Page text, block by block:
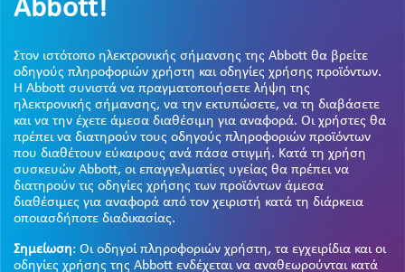
Abbott!
Στον ιστότοπο ηλεκτρονικής σήμανσης της Abbott θα βρείτε
οδηγούς πληροφοριών χρήστη και οδηγίες χρήσης προϊόντων.
Η Abbott συνιστά να πραγματοποιήσετε λήψη της
ηλεκτρονικής σήμανσης, να την εκτυπώσετε, να τη διαβάσετε
και να την έχετε άμεσα διαθέσιμη για αναφορά. Οι χρήστες θα
πρέπει να διατηρούν τους οδηγούς πληροφοριών προϊόντων
που διαθέτουν εύκαιρους ανά πάσα στιγμή. Κατά τη χρήση
συσκευών Abbott, οι επαγγελματίες υγείας θα πρέπει να
διατηρούν τις οδηγίες χρήσης των προϊόντων άμεσα
διαθέσιμες για αναφορά από τον χειριστή κατά τη διάρκεια
οποιασδήποτε διαδικασίας.
Σημείωση: Οι οδηγοί πληροφοριών χρήστη, τα εγχειρίδια και οι
οδηγίες χρήσης της Abbott ενδέχεται να αναθεωρούνται κατά